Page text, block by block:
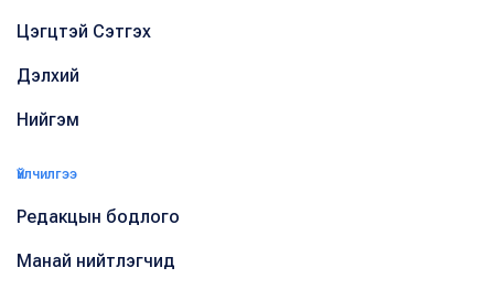
Цэгцтэй Сэтгэх
Дэлхий
Нийгэм
Үйлчилгээ
Редакцын бодлого
Манай нийтлэгчид